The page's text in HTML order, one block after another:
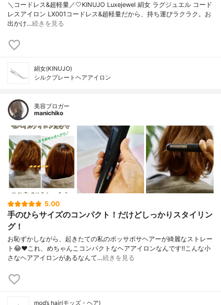
＼コードレス&超軽量／🤍KINUJO Luxejewel 絹女 ラグジュエル コード
レスアイロン LX001コードレス&超軽量だから、持ち運びラクラク。お
出かけ…続きを見る
絹女(KINUJO)
シルクプレートヘアアイロン
美容ブロガー
manichiko
5.00
手のひらサイズのコンパクト！だけどしっかりスタイリン
グ！
お恥ずかしながら、起きたての私のボッサボサヘアーが綺麗なストレー
ト😂❤️これ、めちゃんこコンパクトなヘアアイロンなんです‼︎こんな小
さなヘアアイロンがあるなんて…続きを見る
mod’s hair(モッズ・ヘア)